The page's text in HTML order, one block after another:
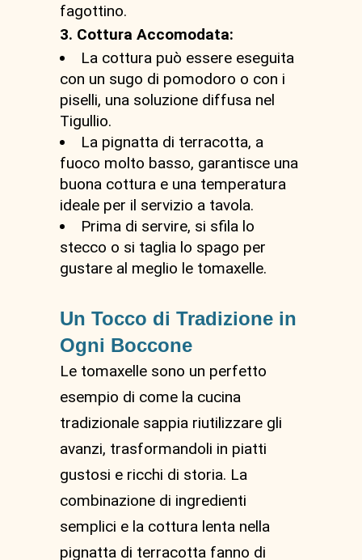
fagottino.
3. Cottura Accomodata:
La cottura può essere eseguita
con un sugo di pomodoro o con i
piselli, una soluzione diffusa nel
Tigullio.
La pignatta di terracotta, a
fuoco molto basso, garantisce una
buona cottura e una temperatura
ideale per il servizio a tavola.
Prima di servire, si sfila lo
stecco o si taglia lo spago per
gustare al meglio le tomaxelle.
Un Tocco di Tradizione in
Ogni Boccone
Le tomaxelle sono un perfetto
esempio di come la cucina
tradizionale sappia riutilizzare gli
avanzi, trasformandoli in piatti
gustosi e ricchi di storia. La
combinazione di ingredienti
semplici e la cottura lenta nella
pignatta di terracotta fanno di